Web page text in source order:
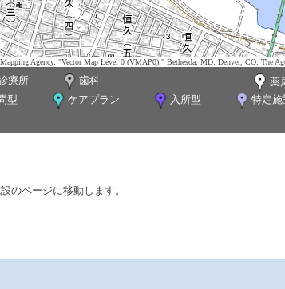
Agency. "Vector Map Level 0 (VMAP0)." Bethesda, MD: Denver, CO: The
療所 歯科
薬
型 ケアプラン 入所型
特定施
のページに移動します。